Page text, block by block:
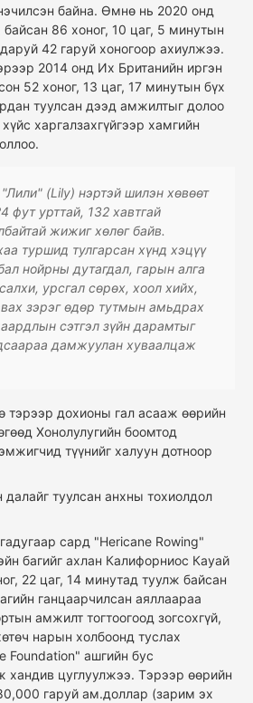
байна. Өмнө нь 2020 онд
86 хоног, 10 цаг, 5 минутын
42 гаруй хоногоор ахиулжээ.
2014 онд Их Британийн иргэн
52 хоног, 13 цаг, 17 минутын бүх
туулсан дээд амжилтыг долоо
харгалзахгүйгээр хамгийн
"Лили" (Lily) нэртэй шилэн хөвөөт
фут урттай, 132 хавтгай
жижиг хөлөг байв.
туршид тулгарсан хүнд хэцүү
нойрны дутагдал, гарын алга
урсгал сөрөх, хоол хийх,
зэрэг өдөр тутмын амьдрах
сэтгэл зүйн дарамтыг
дамжуулан хуваалцаж
тэрээр дохионы гал асааж өөрийн
Хонолулугийн боомтод
түүнийг халуун дотноор
туулсан анхны тохиолдол
сард "Hericane Rowing"
багийг ахлан Калифорниос Кауай
22 цаг, 14 минутад туулж байсан
ганцаарчилсан аяллаараа
амжилт тогтоогоод зогсохгүй,
нарын холбоонд туслах
Foundation" ашгийн бус
хандив цуглуулжээ. Тэрээр өөрийн
гаруй ам.доллар (зарим эх